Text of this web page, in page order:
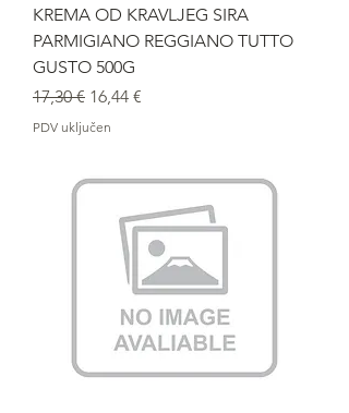
KREMA OD KRAVLJEG SIRA
PARMIGIANO REGGIANO TUTTO
GUSTO 500G
Redovna cijena
17,30 € Cijena s popustom
16,44 €
PDV uključen